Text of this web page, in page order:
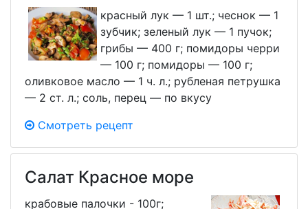
красный лук — 1 шт.; чеснок — 1
зубчик; зеленый лук — 1 пучок;
грибы — 400 г; помидоры черри
— 100 г; помидоры — 100 г;
оливковое масло — 1 ч. л.; рубленая петрушка
— 2 ст. л.; соль, перец — по вкусу
Смотреть рецепт
Салат Красное море
крабовые палочки - 100г;